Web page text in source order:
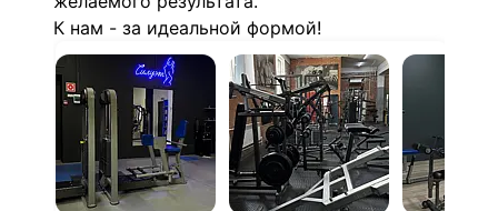
К нам - за идеальной формой!